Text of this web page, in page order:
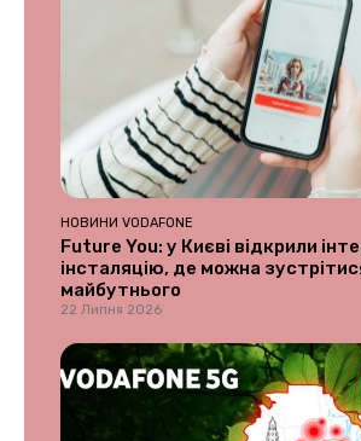
НОВИНИ VODAFONE
Future You: у Києві відкрили
інсталяцію, де можна
майбутнього
22 Липня 2026